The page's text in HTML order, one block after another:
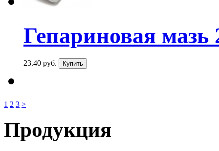
Гепариновая мазь
23.40 руб.
1 2 3 >
Продукция